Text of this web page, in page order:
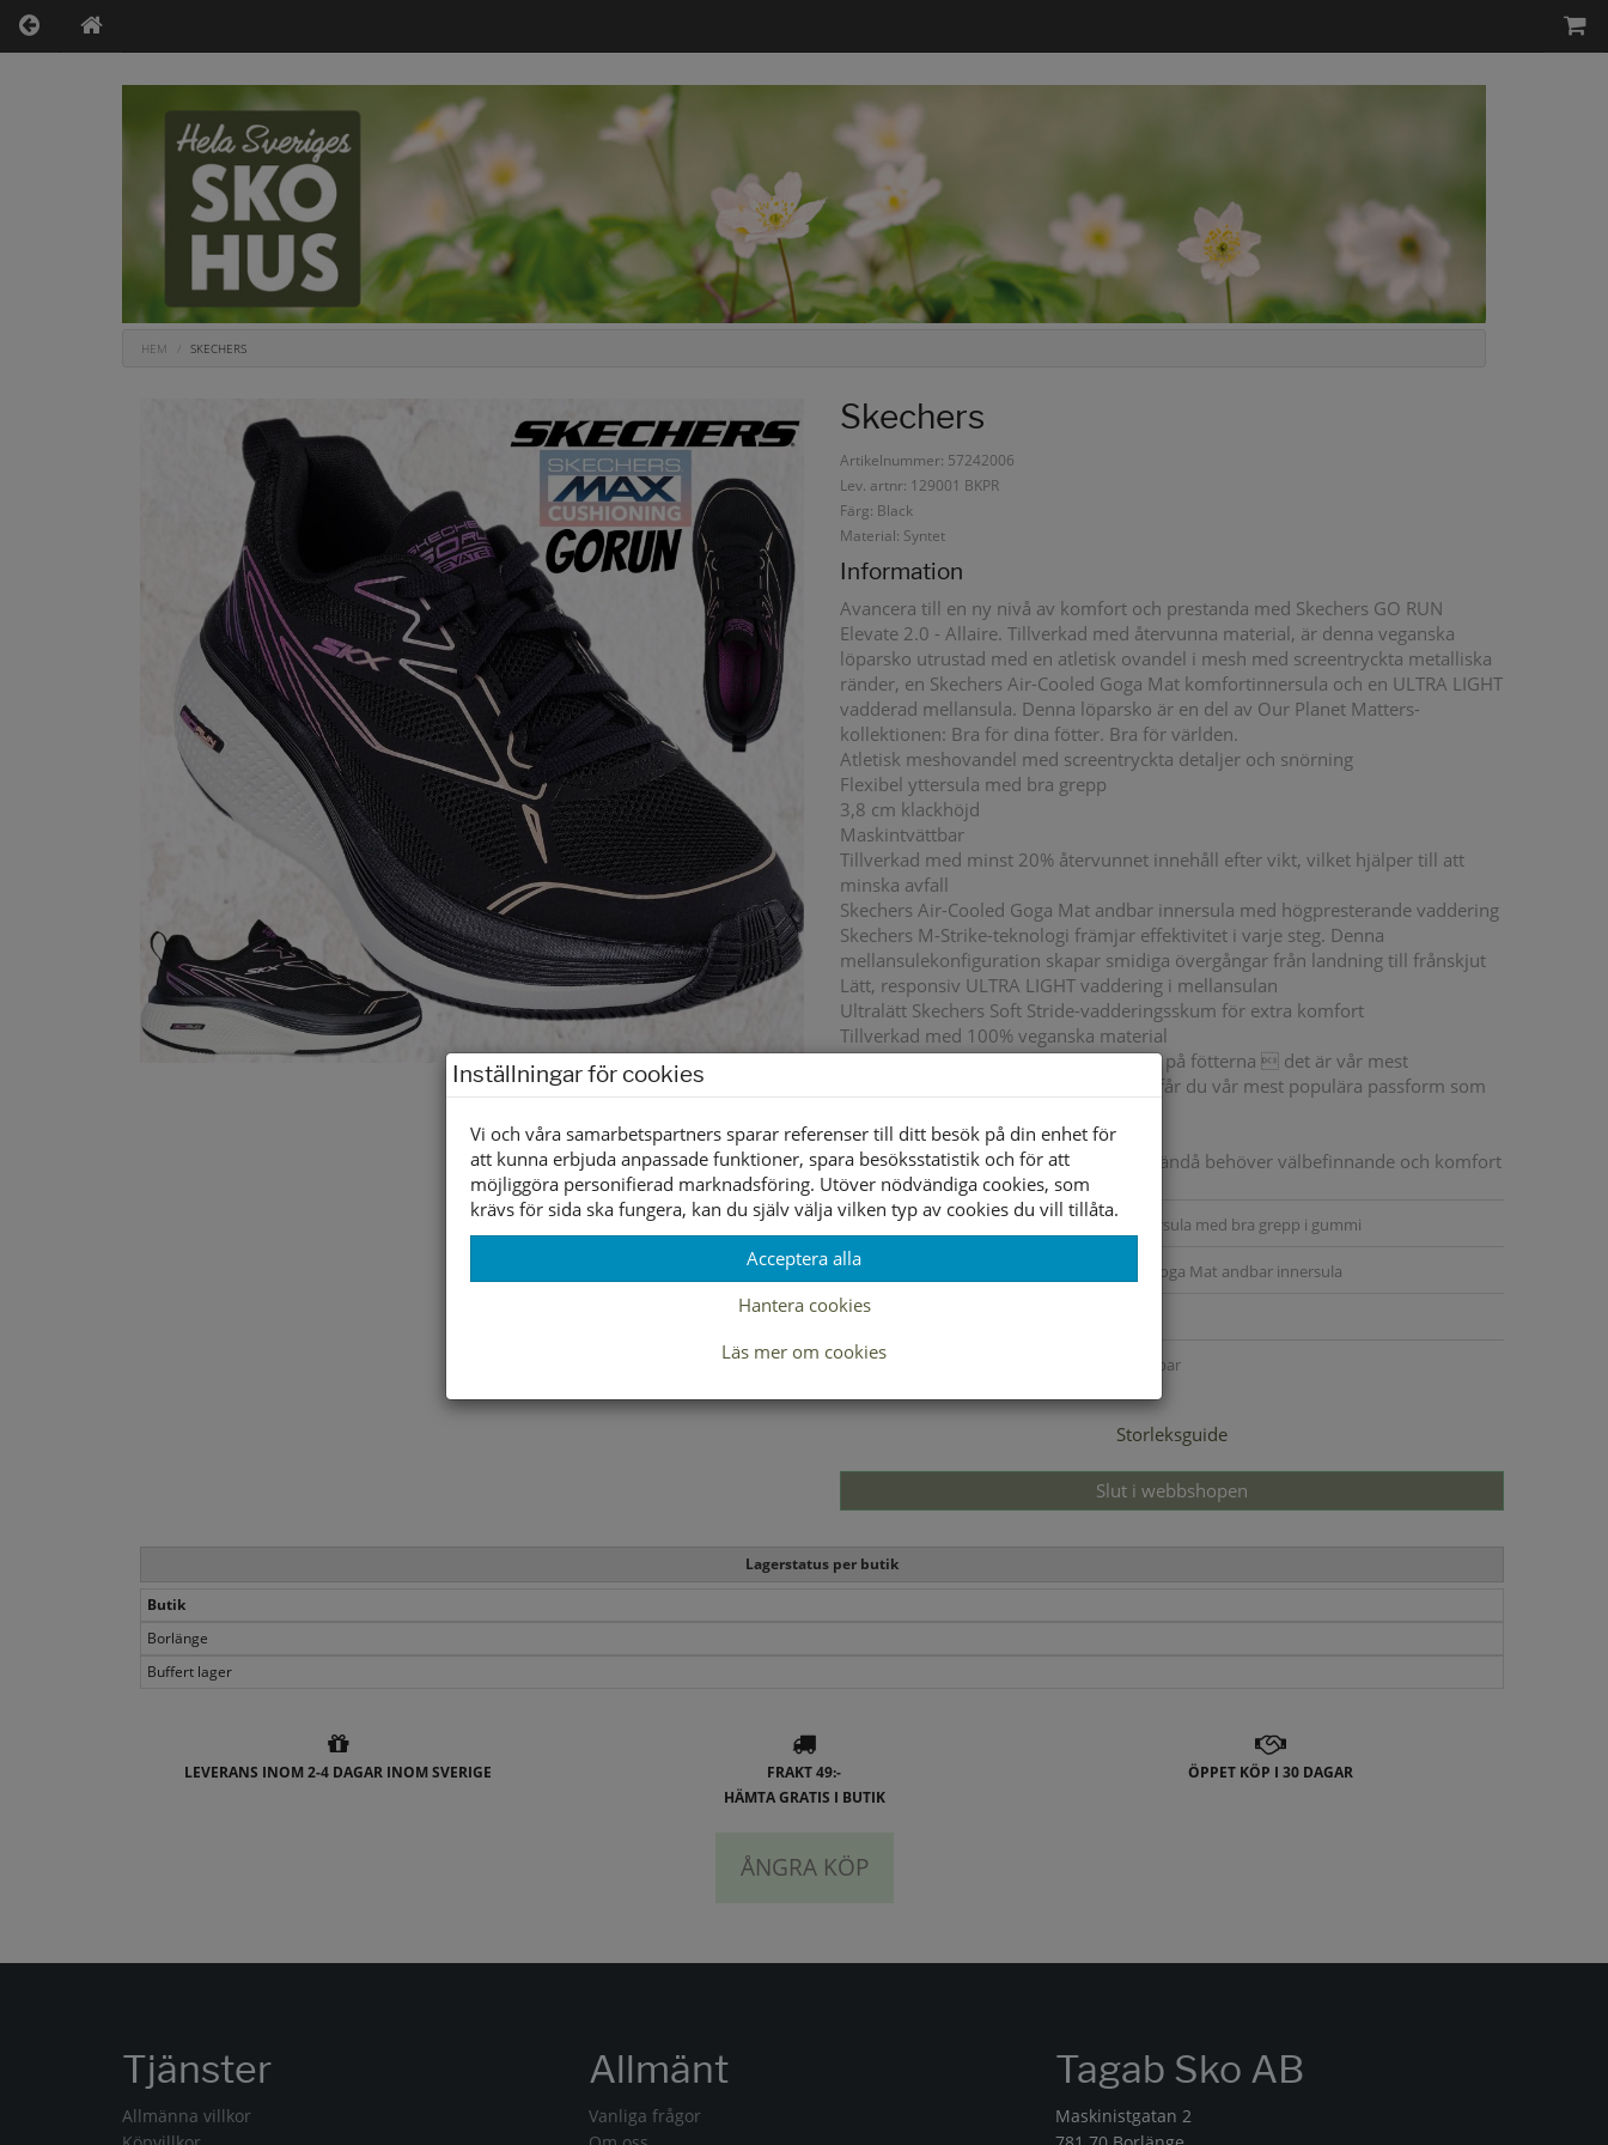
HEM SKECHERS
Skechers
Artikelnummer: 57242006
Lev. artnr: 129001 BKPR
Färg: Black
Material: Syntet
Information
Avancera till en ny nivå av komfort och prestanda med Skechers GO RUN
Elevate 2.0 - Allaire. Tillverkad med återvunna material, är denna veganska
löparsko utrustad med en atletisk ovandel i mesh med screentryckta metalliska
ränder, en Skechers Air-Cooled Goga Mat komfortinnersula och en ULTRA LIGHT
vadderad mellansula. Denna löparsko är en del av Our Planet Matters-
kollektionen: Bra för dina fötter. Bra för världen.
Atletisk meshovandel med screentryckta detaljer och snörning
Flexibel yttersula med bra grepp
3,8 cm klackhöjd
Maskintvättbar
Tillverkad med minst 20% återvunnet innehåll efter vikt, vilket hjälper till att
minska avfall
Skechers Air-Cooled Goga Mat andbar innersula med högpresterande vaddering
Skechers M-Strike-teknologi främjar effektivitet i varje steg. Denna
mellansulekonfiguration skapar smidiga övergångar från landning till frånskjut
Lätt, responsiv ULTRA LIGHT vaddering i mellansulan
Ultralätt Skechers Soft Stride-vadderingsskum för extra komfort
Tillverkad med 100% veganska material
Classic Fit är för dig med normal bredd på fötterna  det är vår mest
traditionella passform. Med Classic Fit får du vår mest populära passform som
Om dina fötter har normal bredd men ändå behöver välbefinnande och komfort
är Classic Fit rätt passform för dig.
Yttersula material Flexibel yttersula med bra grepp i gummi
Innersula material Air-Cooled Goga Mat andbar innersula
Foder material
Övrigt Maskintvättbar
Storleksguide
Slut i webbshopen
Lagerstatus per butik
Butik
Borlänge
Buffert lager
LEVERANS INOM 2-4 DAGAR INOM SVERIGE
FRAKT 49:-
HÄMTA GRATIS I BUTIK
ÖPPET KÖP I 30 DAGAR
ÅNGRA KÖP
Inställningar för cookies
Vi och våra samarbetspartners sparar referenser till ditt besök på din enhet för
att kunna erbjuda anpassade funktioner, spara besöksstatistik och för att
möjliggöra personifierad marknadsföring. Utöver nödvändiga cookies, som
krävs för sida ska fungera, kan du själv välja vilken typ av cookies du vill tillåta.
Acceptera alla
Hantera cookies
Läs mer om cookies
Tjänster
Allmänna villkor
Allmänt
Vanliga frågor
Tagab Sko AB
Maskinistgatan 2